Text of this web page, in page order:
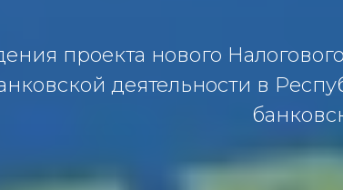
проекта нового
деятельности в